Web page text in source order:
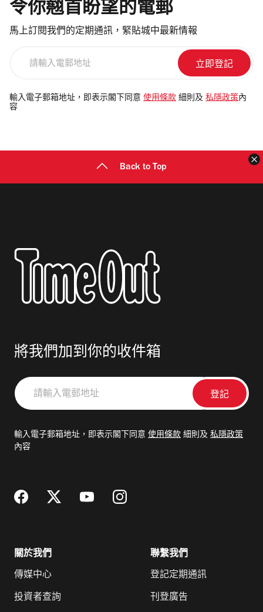
令你翹首盼望的電郵
馬上訂閱我們的定期通訊，緊貼城中最新情報
電
郵
輸入電子郵箱地址，即表示閣下同意 使用條款 細則及 私隱政策 內
容
Back to Top
將我們加到你的收件箱
請
輸
郵
輸入電子郵箱地址，即表示閣下同意 使用條款 細則及 私隱政策
內容
關於我們
傳媒中心
投資者查詢
聯繫我們
登記定期通訊
刊登廣告